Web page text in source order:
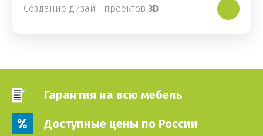
Создание дизайн проектов 3D
Гарантия на всю мебель
Доступные цены по России